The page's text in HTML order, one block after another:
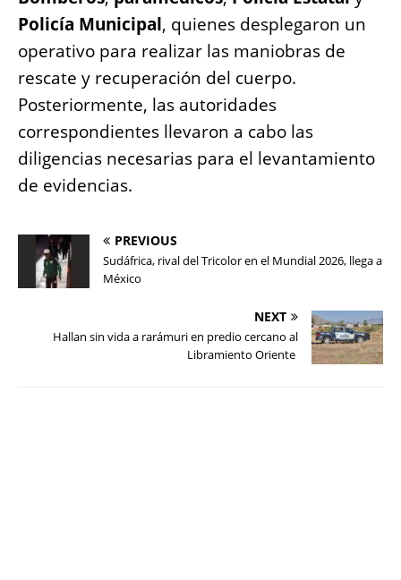
Policía Municipal, quienes desplegaron un
operativo para realizar las maniobras de
rescate y recuperación del cuerpo.
Posteriormente, las autoridades
correspondientes llevaron a cabo las
diligencias necesarias para el levantamiento
de evidencias.
PREVIOUS
Sudáfrica, rival del Tricolor en el Mundial 2026, llega a
México
NEXT
Hallan sin vida a rarámuri en predio cercano al
Libramiento Oriente